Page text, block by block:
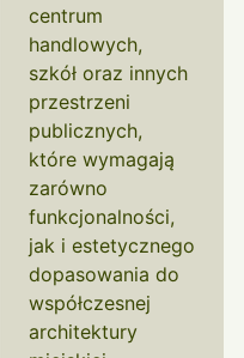
centrum
handlowych,
szkół oraz innych
przestrzeni
publicznych,
które wymagają
zarówno
funkcjonalności,
jak i estetycznego
dopasowania do
współczesnej
architektury